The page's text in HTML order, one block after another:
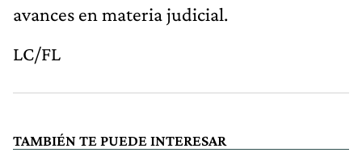
avances en materia judicial.
LC/FL
TAMBIÉN TE PUEDE INTERESAR